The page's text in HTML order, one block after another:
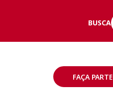
BUSCA
FAÇA PARTE